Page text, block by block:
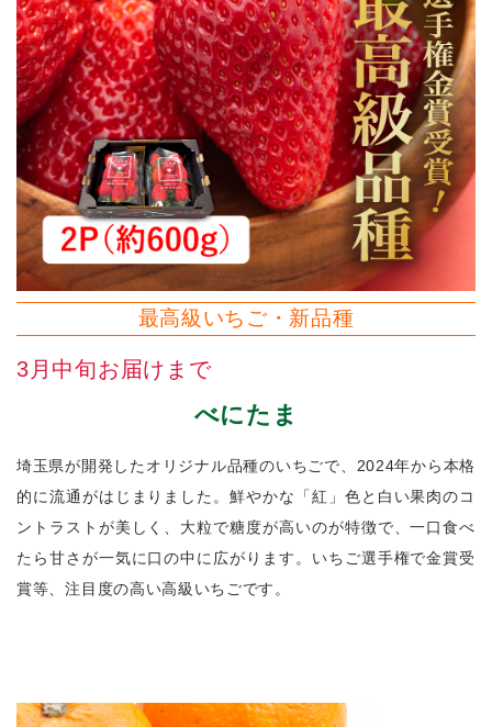
最高級いちご・新品種
3月中旬お届けまで
べにたま
埼玉県が開発したオリジナル品種のいちごで、2024年から本格
的に流通がはじまりました。鮮やかな「紅」色と白い果肉のコ
ントラストが美しく、大粒で糖度が高いのが特徴で、一口食べ
たら甘さが一気に口の中に広がります。いちご選手権で金賞受
賞等、注目度の高い高級いちごです。